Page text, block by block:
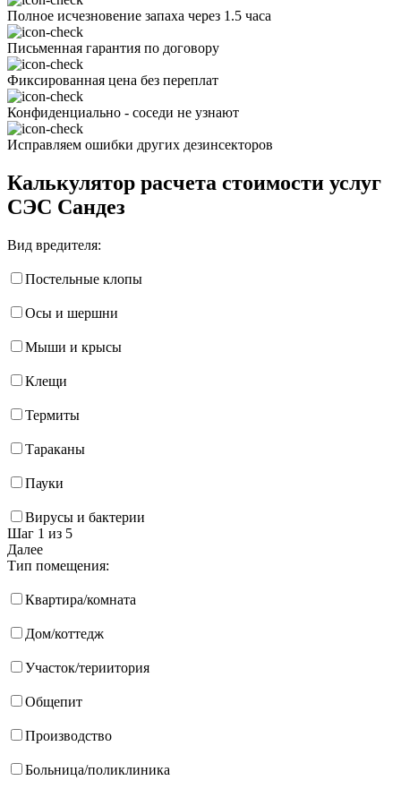
Полное исчезновение запаха через 1.5 часа
Письменная гарантия по договору
Фиксированная цена без переплат
Конфиденциально - соседи не узнают
Исправляем ошибки других дезинсекторов
Калькулятор расчета стоимости услуг
СЭС Сандез
Вид вредителя:
Постельные клопы
Осы и шершни
Мыши и крысы
Клещи
Термиты
Тараканы
Пауки
Вирусы и бактерии
Шаг 1 из 5
Далее
Тип помещения:
Квартира/комната
Дом/коттедж
Участок/териитория
Общепит
Производство
Больница/поликлиника